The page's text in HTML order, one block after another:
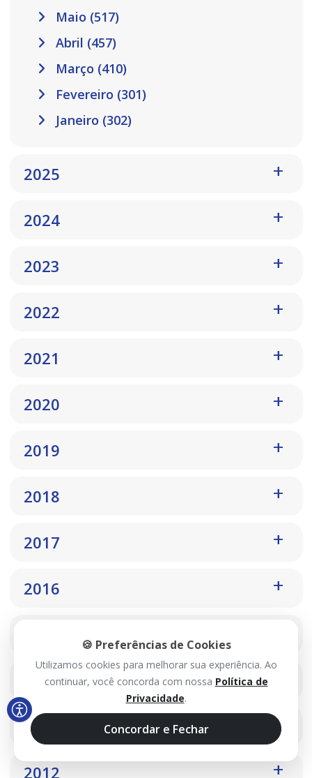
Maio (517)
Abril (457)
Março (410)
Fevereiro (301)
Janeiro (302)
2025
2024
2023
2022
2021
2020
2019
2018
2017
2016
2014
2013
2012
🍪 Preferências de Cookies
Utilizamos cookies para melhorar sua experiência. Ao
continuar, você concorda com nossa Política de
Privacidade.
Concordar e Fechar